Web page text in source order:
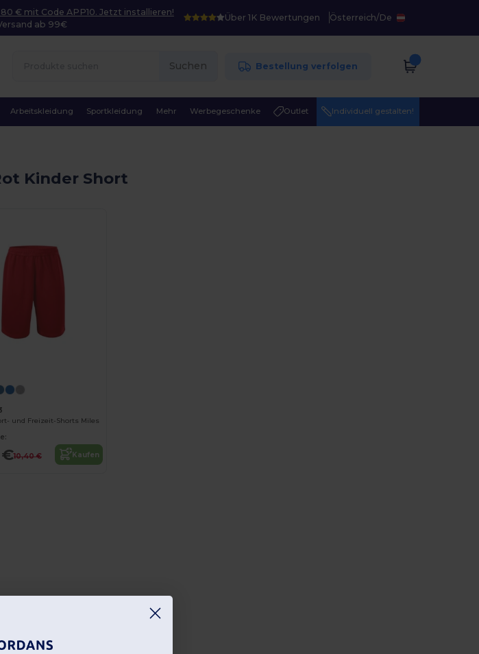
€ mit Code APP10. Jetzt installieren!
ab 99€
Über 1K Bewertungen Österreich/De
Suchen Bestellung verfolgen
Arbeitskleidung Sportkleidung Mehr Werbegeschenke Outlet Individuell gestalten!
Kinder Short
und Freizeit-Shorts Miles
€10,40 € Kaufen